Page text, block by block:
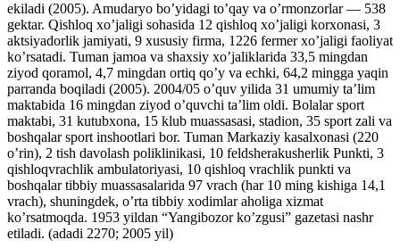
ekiladi (2005). Amudaryo bo’yidagi to’qay va o’rmonzorlar — 538
gektar. Qishloq xo’jaligi sohasida 12 qishloq xo’jaligi korxonasi, 3
aktsiyadorlik jamiyati, 9 xususiy firma, 1226 fermer xo’jaligi faoliyat
ko’rsatadi. Tuman jamoa va shaxsiy xo’jaliklarida 33,5 mingdan
ziyod qoramol, 4,7 mingdan ortiq qo’y va echki, 64,2 mingga yaqin
parranda boqiladi (2005). 2004/05 o’quv yilida 31 umumiy ta’lim
maktabida 16 mingdan ziyod o’quvchi ta’lim oldi. Bolalar sport
maktabi, 31 kutubxona, 15 klub muassasasi, stadion, 35 sport zali va
boshqalar sport inshootlari bor. Tuman Markaziy kasalxonasi (220
o’rin), 2 tish davolash poliklinikasi, 10 feldsherakusherlik Punkti, 3
qishloqvrachlik ambulatoriyasi, 10 qishloq vrachlik punkti va
boshqalar tibbiy muassasalarida 97 vrach (har 10 ming kishiga 14,1
vrach), shuningdek, o’rta tibbiy xodimlar aholiga xizmat
ko’rsatmoqda. 1953 yildan “Yangibozor ko’zgusi” gazetasi nashr
etiladi. (adadi 2270; 2005 yil)